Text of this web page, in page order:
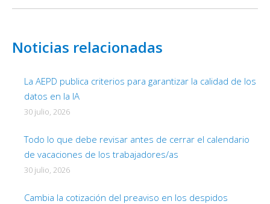
Noticias relacionadas
La AEPD publica criterios para garantizar la calidad de los
datos en la IA
30 julio, 2026
Todo lo que debe revisar antes de cerrar el calendario
de vacaciones de los trabajadores/as
30 julio, 2026
Cambia la cotización del preaviso en los despidos